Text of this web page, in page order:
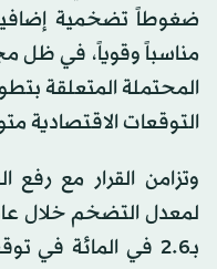
ضغوطاً تضخمية
مناسباً وقوياً، في ظل
المحتملة المتعلقة
التوقعات الاقتصادية
وتزامن القرار مع رفع
بـ2.6 في المائة